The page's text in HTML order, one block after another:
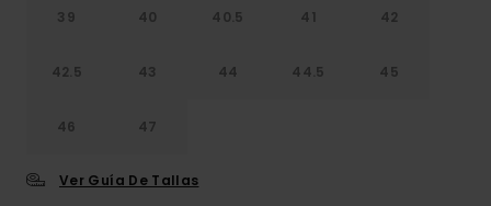
39 40 40.5 41 42
42.5 43 44 44.5 45
46 47
Ver Guía De Tallas